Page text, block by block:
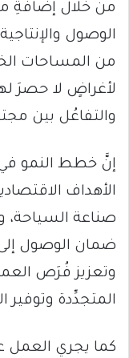
من خلال إضافةِ
الوصول
من المساحات
لأغراضٍ لا حصرَ
والتفاعُل بين
إنَّ خطط النمو
الأهداف
صناعة السياحة،
ضمان الوصول إلى
وتعزيز فُرَص
المتجدِّدة وتوفير
كما يجري العمل